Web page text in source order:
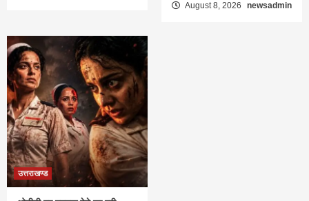
August 8, 2026 newsadmin
उत्तराखण्ड